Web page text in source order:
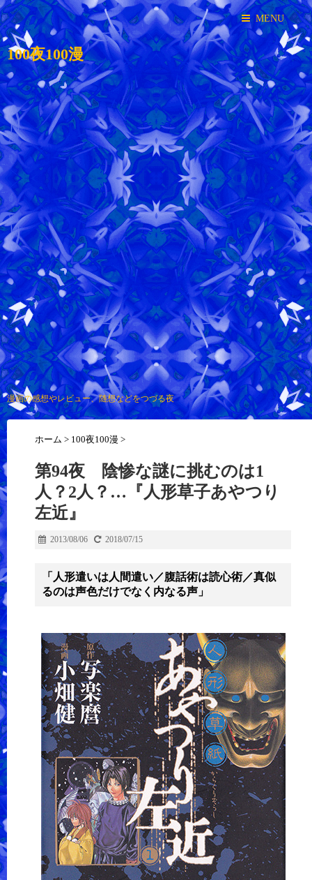
MENU
100夜100漫
漫画の感想やレビュー、随想などをつづる夜
ホーム > 100夜100漫 >
第94夜 陰惨な謎に挑むのは1
人？2人？…『人形草子あやつり
左近』
2013/08/06 2018/07/15
「人形遣いは人間遣い／腹話術は読心術／真似
るのは声色だけでなく内なる声」